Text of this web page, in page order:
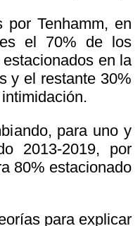
por Tenhamm, en
el 70% de los
en la
y el restante 30%
para uno y
2013-2019, por
80% estacionado
para explicar